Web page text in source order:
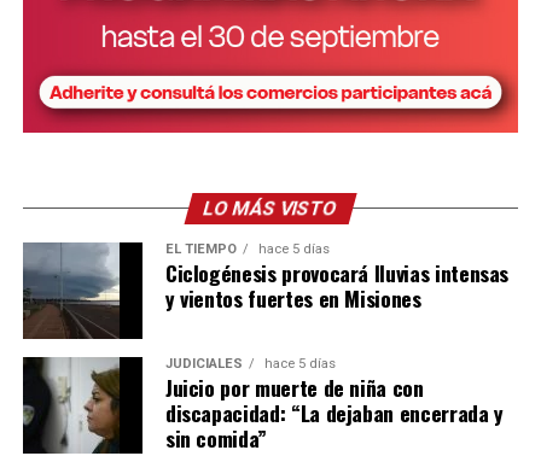
A su vez, las horas de cuidado se valorizan tomando la
remuneración de la categoría “Asistencia y cuidado de
personas” del Régimen Especial de Contrato de Trabajo
para el Personal de Casas Particulares.
LO MÁS VISTO
EL TIEMPO hace 5 días
Ciclogénesis provocará lluvias intensas
y vientos fuertes en Misiones
JUDICIALES hace 5 días
Juicio por muerte de niña con
discapacidad: “La dejaban encerrada y
sin comida”